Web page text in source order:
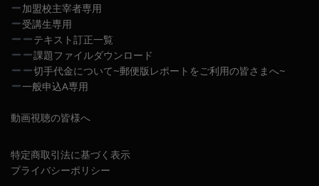
加盟校主宰者専用
受講生専用
テキスト訂正一覧
課題ファイルダウンロード
切手代金について~郵便版レポートをご利用の皆さまへ~
一般申込A専用
動画視聴の皆様へ
特定商取引法に基づく表示
プライバシーポリシー